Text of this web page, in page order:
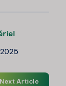
Next Article